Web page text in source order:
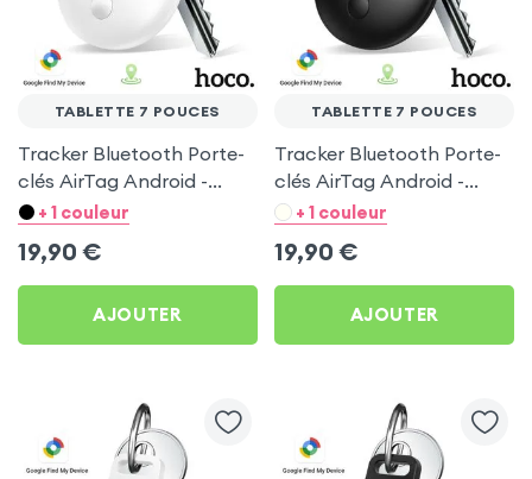
TABLETTE 7 POUCES
Tracker Bluetooth Porte-
clés AirTag Android -
Hoco Blanc pour Tablette
+ 1 couleur
19,90 €
AJOUTER
TABLETTE 7 POUCES
Tracker Bluetooth Porte-
clés AirTag Android -
Hoco Noir pour Tablette
+ 1 couleur
19,90 €
AJOUTER